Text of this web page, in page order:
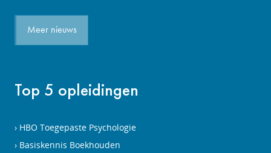
Meer nieuws
Top 5 opleidingen
HBO Toegepaste Psychologie
Basiskennis Boekhouden